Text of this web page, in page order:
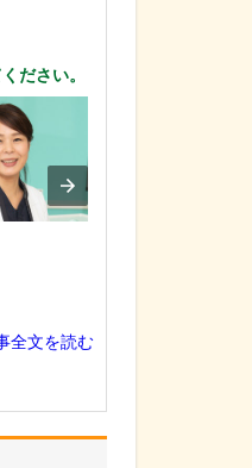
ださい。
全文を読む